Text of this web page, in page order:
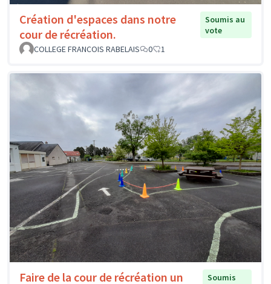
Création d'espaces dans notre
cour de récréation.
Soumis au
vote
COLLEGE FRANCOIS RABELAIS
0 1
Faire de la cour de récréation un
Soumis